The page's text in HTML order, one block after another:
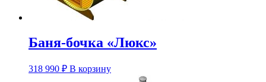
Баня-бочка «Люкс»
318 990 ₽ В корзинуЭтот